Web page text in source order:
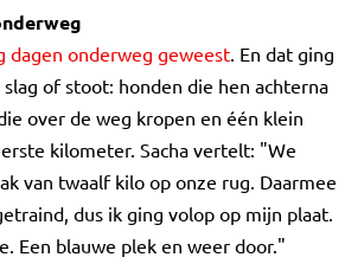
dagen onderweg geweest. En dat ging
of stoot: honden die hen achterna
over de weg kropen en één klein
kilometer. Sacha vertelt: "We
van twaalf kilo op onze rug. Daarmee
dus ik ging volop op mijn plaat.
Een blauwe plek en weer door."